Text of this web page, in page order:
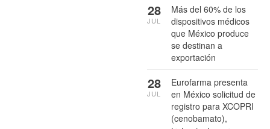
Más del 60% de los
dispositivos médicos
que México produce
se destinan a
exportación
28
JUL
Eurofarma presenta
en México solicitud de
registro para XCOPRI
(cenobamato),
28
JUL